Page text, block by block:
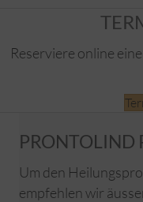
Reserviere online
PRONTOLIND
Um den
empfehlen wir